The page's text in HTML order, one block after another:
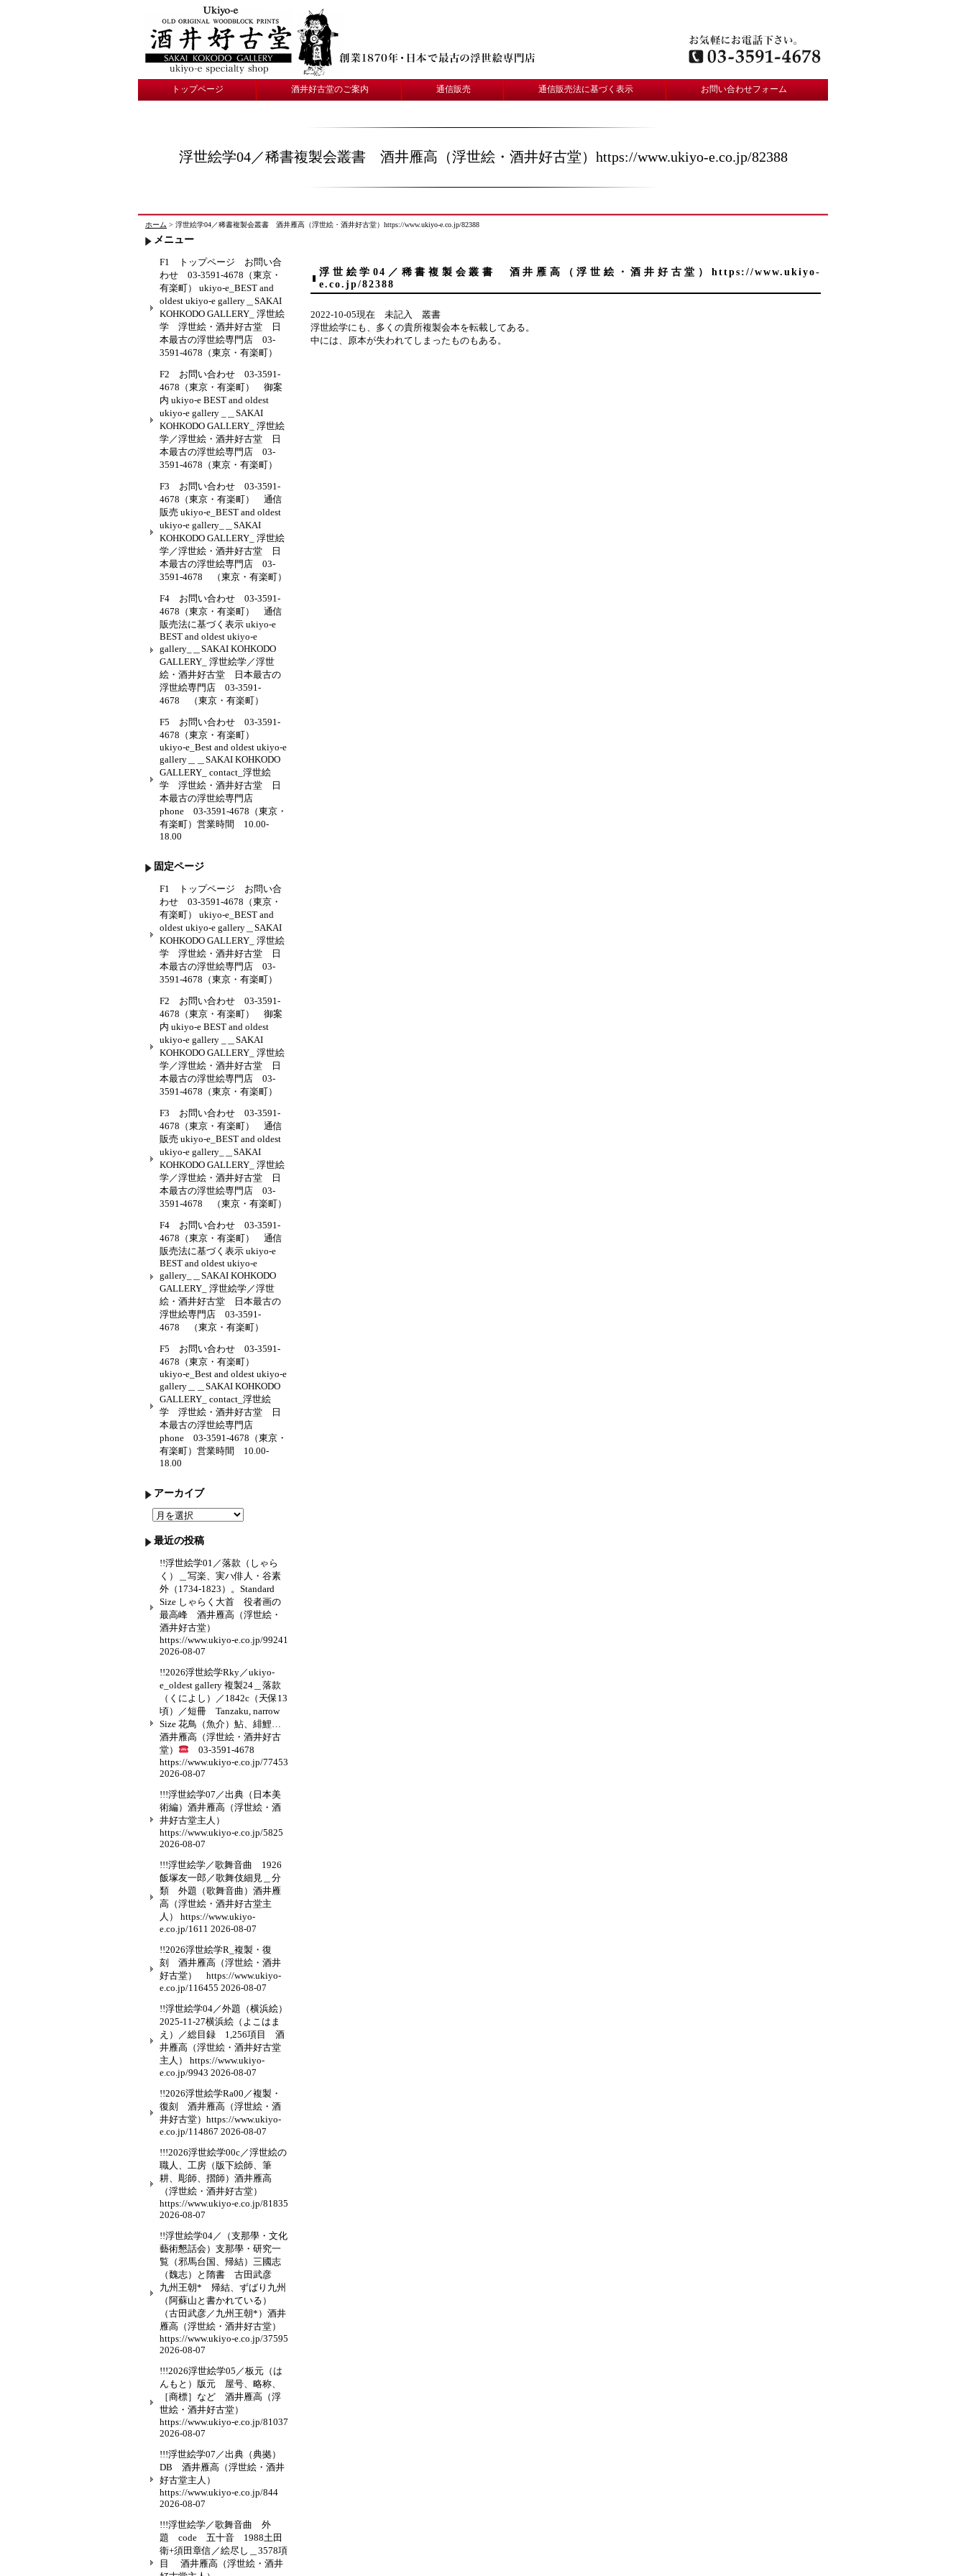
トップページ 酒井好古堂のご案内 通信販売 通信販売法に基づく表示 お問い合わせフォーム
浮世絵学04／稀書複製会叢書 酒井雁高（浮世絵・酒井好古堂）https://www.ukiyo-e.co.jp/82388
ホーム > 浮世絵学04／稀書複製会叢書 酒井雁高（浮世絵・酒井好古堂）https://www.ukiyo-e.co.jp/82388
浮世絵学04／稀書複製会叢書 酒井雁高（浮世絵・酒井好古堂）https://www.ukiyo-
e.co.jp/82388
2022-10-05現在 未記入 叢書
浮世絵学にも、多くの貴所複製会本を転載してある。
中には、原本が失われてしまったものもある。
メニュー
F1 トップページ お問い合
わせ 03-3591-4678（東京・
有楽町） ukiyo-e_BEST and
oldest ukiyo-e gallery＿SAKAI
KOHKODO GALLERY_ 浮世絵
学 浮世絵・酒井好古堂 日
本最古の浮世絵専門店 03-
3591-4678（東京・有楽町）
F2 お問い合わせ 03-3591-
4678（東京・有楽町） 御案
内 ukiyo-e BEST and oldest
ukiyo-e gallery _＿SAKAI
KOHKODO GALLERY_ 浮世絵
学／浮世絵・酒井好古堂 日
本最古の浮世絵専門店 03-
3591-4678（東京・有楽町）
F3 お問い合わせ 03-3591-
4678（東京・有楽町） 通信
販売 ukiyo-e_BEST and oldest
ukiyo-e gallery_＿SAKAI
KOHKODO GALLERY_ 浮世絵
学／浮世絵・酒井好古堂 日
本最古の浮世絵専門店 03-
3591-4678 （東京・有楽町）
F4 お問い合わせ 03-3591-
4678（東京・有楽町） 通信
販売法に基づく表示 ukiyo-e
BEST and oldest ukiyo-e
gallery_＿SAKAI KOHKODO
GALLERY_ 浮世絵学／浮世
絵・酒井好古堂 日本最古の
浮世絵専門店 03-3591-
4678 （東京・有楽町）
F5 お問い合わせ 03-3591-
4678（東京・有楽町）
ukiyo-e_Best and oldest ukiyo-e
gallery＿＿SAKAI KOHKODO
GALLERY_ contact_浮世絵
学 浮世絵・酒井好古堂 日
本最古の浮世絵専門店
phone 03-3591-4678（東京・
有楽町）営業時間 10.00-
18.00
固定ページ
F1 トップページ お問い合
わせ 03-3591-4678（東京・
有楽町） ukiyo-e_BEST and
oldest ukiyo-e gallery＿SAKAI
KOHKODO GALLERY_ 浮世絵
学 浮世絵・酒井好古堂 日
本最古の浮世絵専門店 03-
3591-4678（東京・有楽町）
F2 お問い合わせ 03-3591-
4678（東京・有楽町） 御案
内 ukiyo-e BEST and oldest
ukiyo-e gallery _＿SAKAI
KOHKODO GALLERY_ 浮世絵
学／浮世絵・酒井好古堂 日
本最古の浮世絵専門店 03-
3591-4678（東京・有楽町）
F3 お問い合わせ 03-3591-
4678（東京・有楽町） 通信
販売 ukiyo-e_BEST and oldest
ukiyo-e gallery_＿SAKAI
KOHKODO GALLERY_ 浮世絵
学／浮世絵・酒井好古堂 日
本最古の浮世絵専門店 03-
3591-4678 （東京・有楽町）
F4 お問い合わせ 03-3591-
4678（東京・有楽町） 通信
販売法に基づく表示 ukiyo-e
BEST and oldest ukiyo-e
gallery_＿SAKAI KOHKODO
GALLERY_ 浮世絵学／浮世
絵・酒井好古堂 日本最古の
浮世絵専門店 03-3591-
4678 （東京・有楽町）
F5 お問い合わせ 03-3591-
4678（東京・有楽町）
ukiyo-e_Best and oldest ukiyo-e
gallery＿＿SAKAI KOHKODO
GALLERY_ contact_浮世絵
学 浮世絵・酒井好古堂 日
本最古の浮世絵専門店
phone 03-3591-4678（東京・
有楽町）営業時間 10.00-
18.00
アーカイブ
ア
ー
カ
イ
最近の投稿
!!浮世絵学01／落款（しゃら
く）＿写楽、実ハ俳人・谷素
外（1734-1823）。Standard
Size しゃらく大首 役者画の
最高峰 酒井雁高（浮世絵・
酒井好古堂）
https://www.ukiyo-e.co.jp/99241
2026-08-07
!!2026浮世絵学Rky／ukiyo-
e_oldest gallery 複製24＿落款
（くによし）／1842c（天保13
頃）／短冊 Tanzaku, narrow
Size 花鳥（魚介）鮎、緋鯉…
酒井雁高（浮世絵・酒井好古
堂）
03-3591-4678
https://www.ukiyo-e.co.jp/77453
2026-08-07
!!!浮世絵学07／出典（日本美
術編）酒井雁高（浮世絵・酒
井好古堂主人）
https://www.ukiyo-e.co.jp/5825
2026-08-07
!!!浮世絵学／歌舞音曲 1926
飯塚友一郎／歌舞伎細見＿分
類 外題（歌舞音曲）酒井雁
高（浮世絵・酒井好古堂主
人） https://www.ukiyo-
e.co.jp/1611 2026-08-07
!!2026浮世絵学R_複製・復
刻 酒井雁高（浮世絵・酒井
好古堂） https://www.ukiyo-
e.co.jp/116455 2026-08-07
!!浮世絵学04／外題（横浜絵）
2025-11-27横浜絵（よこはま
え）／総目録 1,256項目 酒
井雁高（浮世絵・酒井好古堂
主人） https://www.ukiyo-
e.co.jp/9943 2026-08-07
!!2026浮世絵学Ra00／複製・
復刻 酒井雁高（浮世絵・酒
井好古堂）https://www.ukiyo-
e.co.jp/114867 2026-08-07
!!!2026浮世絵学00c／浮世絵の
職人、工房（版下絵師、筆
耕、彫師、摺師）酒井雁高
（浮世絵・酒井好古堂）
https://www.ukiyo-e.co.jp/81835
2026-08-07
!!浮世絵学04／（支那學・文化
藝術懇話会）支那學・研究一
覧（邪馬台国、帰結）三國志
（魏志）と隋書 古田武彦
九州王朝* 帰結、ずばり九州
（阿蘇山と書かれている）
（古田武彦／九州王朝*）酒井
雁高（浮世絵・酒井好古堂）
https://www.ukiyo-e.co.jp/37595
2026-08-07
!!!2026浮世絵学05／板元（は
んもと）版元 屋号、略称、
［商標］など 酒井雁高（浮
世絵・酒井好古堂）
https://www.ukiyo-e.co.jp/81037
2026-08-07
!!!浮世絵学07／出典（典拠）
DB 酒井雁高（浮世絵・酒井
好古堂主人）
https://www.ukiyo-e.co.jp/844
2026-08-07
!!!浮世絵学／歌舞音曲 外
題 code 五十音 1988土田
衛+須田章信／絵尽し＿3578項
目 酒井雁高（浮世絵・酒井